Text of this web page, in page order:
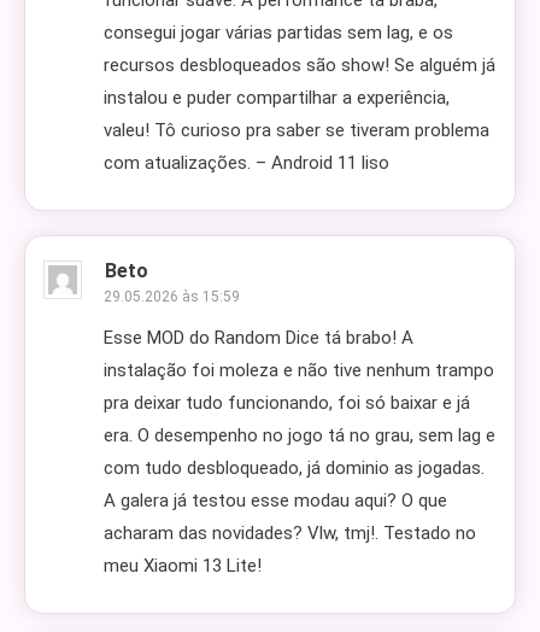
consegui jogar várias partidas sem lag, e os
recursos desbloqueados são show! Se alguém já
instalou e puder compartilhar a experiência,
valeu! Tô curioso pra saber se tiveram problema
com atualizações. – Android 11 liso
Beto
29.05.2026 às 15:59
Esse MOD do Random Dice tá brabo! A
instalação foi moleza e não tive nenhum trampo
pra deixar tudo funcionando, foi só baixar e já
era. O desempenho no jogo tá no grau, sem lag e
com tudo desbloqueado, já dominio as jogadas.
A galera já testou esse modau aqui? O que
acharam das novidades? Vlw, tmj!. Testado no
meu Xiaomi 13 Lite!